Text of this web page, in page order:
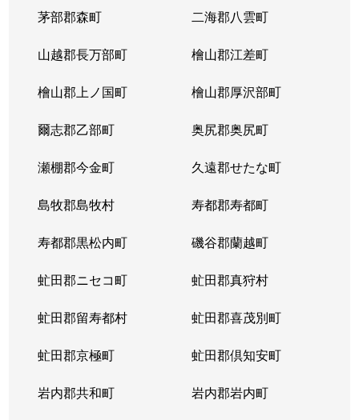
茅部郡森町 二海郡八雲町
山越郡長万部町 檜山郡江差町
檜山郡上ノ国町 檜山郡厚沢部町
爾志郡乙部町 奥尻郡奥尻町
瀬棚郡今金町 久遠郡せたな町
島牧郡島牧村 寿都郡寿都町
寿都郡黒松内町 磯谷郡蘭越町
虻田郡ニセコ町 虻田郡真狩村
虻田郡留寿都村 虻田郡喜茂別町
虻田郡京極町 虻田郡倶知安町
岩内郡共和町 岩内郡岩内町